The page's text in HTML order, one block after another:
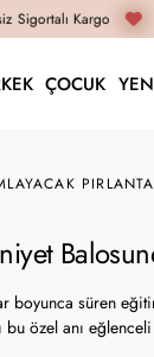
Sigortalı Kargo
ÇOCUK
boyunca süren
bu özel anı